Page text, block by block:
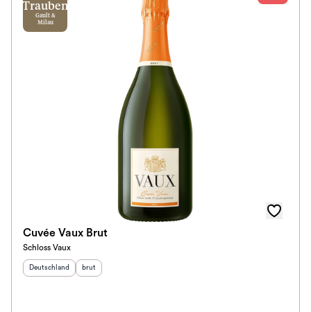
Trauben
Gault &
Milau
Cuvée Vaux Brut
Schloss Vaux
Herkunftsland
Deutschland Geschmack
brut